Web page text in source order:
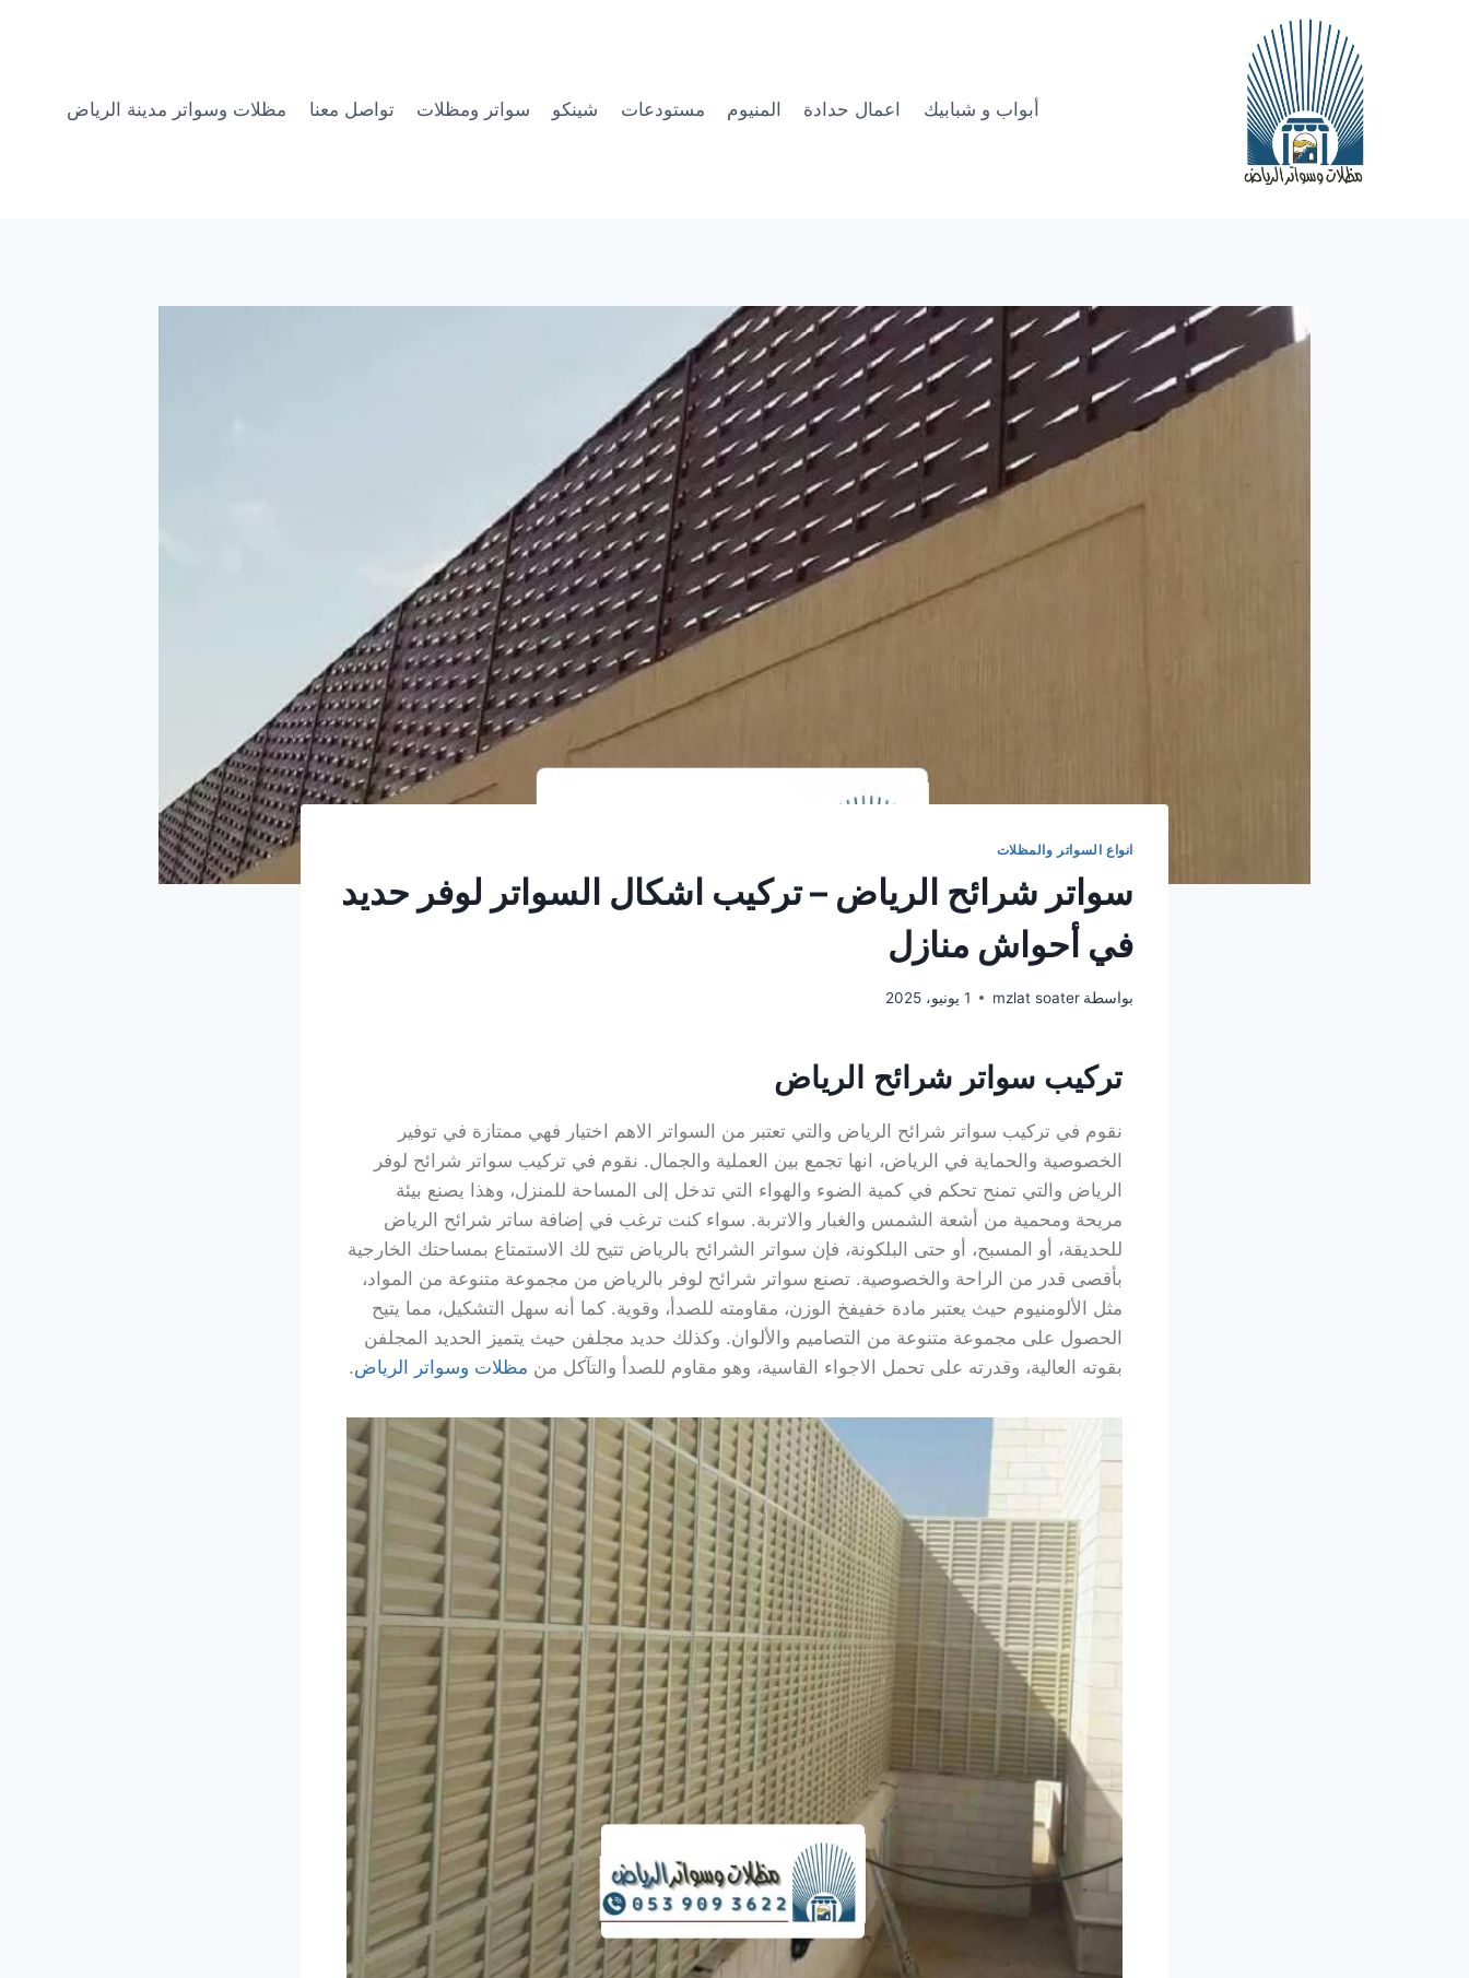
أبواب و شبابيك اعمال حدادة المنيوم مستودعات شينكو سواتر ومظلات تواصل معنا مظلات وسواتر مدينة الرياض
انواع السواتر والمظلات
سواتر شرائح الرياض – تركيب اشكال السواتر لوفر حديد
في أحواش منازل
بواسطة mzlat soater 1 يونيو، 2025
تركيب سواتر شرائح الرياض
نقوم في تركيب سواتر شرائح الرياض والتي تعتبر من السواتر الاهم اختيار فهي ممتازة في توفير
الخصوصية والحماية في الرياض، انها تجمع بين العملية والجمال. نقوم في تركيب سواتر شرائح لوفر
الرياض والتي تمنح تحكم في كمية الضوء والهواء التي تدخل إلى المساحة للمنزل، وهذا يصنع بيئة
مريحة ومحمية من أشعة الشمس والغبار والاتربة. سواء كنت ترغب في إضافة ساتر شرائح الرياض
للحديقة، أو المسبح، أو حتى البلكونة، فإن سواتر الشرائح بالرياض تتيح لك الاستمتاع بمساحتك الخارجية
بأقصى قدر من الراحة والخصوصية. تصنع سواتر شرائح لوفر بالرياض من مجموعة متنوعة من المواد،
مثل الألومنيوم حيث يعتبر مادة خفيفخ الوزن، مقاومته للصدأ، وقوية. كما أنه سهل التشكيل، مما يتيح
الحصول على مجموعة متنوعة من التصاميم والألوان. وكذلك حديد مجلفن حيث يتميز الحديد المجلفن
بقوته العالية، وقدرته على تحمل الاجواء القاسية، وهو مقاوم للصدأ والتآكل من مظلات وسواتر الرياض.